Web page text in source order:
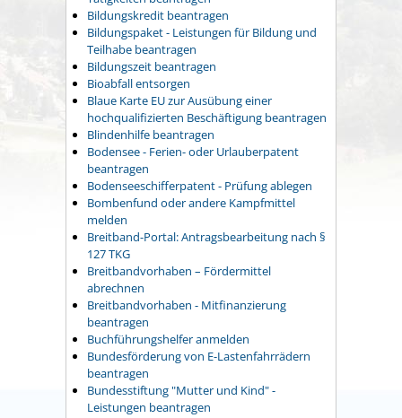
Bildungskredit beantragen
Bildungspaket - Leistungen für Bildung und
Teilhabe beantragen
Bildungszeit beantragen
Bioabfall entsorgen
Blaue Karte EU zur Ausübung einer
hochqualifizierten Beschäftigung beantragen
Blindenhilfe beantragen
Bodensee - Ferien- oder Urlauberpatent
beantragen
Bodenseeschifferpatent - Prüfung ablegen
Bombenfund oder andere Kampfmittel
melden
Breitband-Portal: Antragsbearbeitung nach §
127 TKG
Breitbandvorhaben – Fördermittel
abrechnen
Breitbandvorhaben - Mitfinanzierung
beantragen
Buchführungshelfer anmelden
Bundesförderung von E-Lastenfahrrädern
beantragen
Bundesstiftung "Mutter und Kind" -
Leistungen beantragen